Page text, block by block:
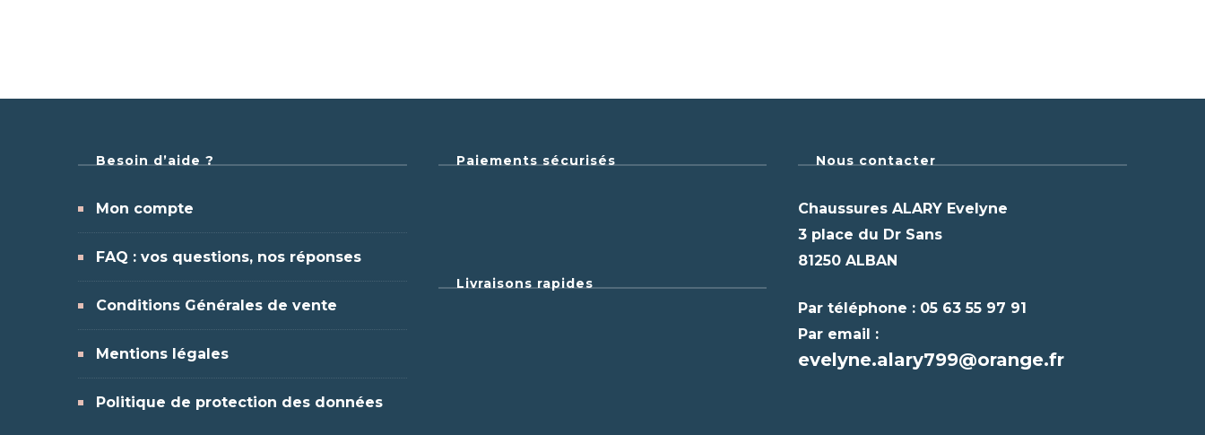
Besoin d’aide ?
Mon compte
FAQ : vos questions, nos réponses
Conditions Générales de vente
Mentions légales
Politique de protection des données
Paiements sécurisés
Livraisons rapides
Nous contacter
Chaussures ALARY Evelyne
3 place du Dr Sans
81250 ALBAN
Par téléphone : 05 63 55 97 91
Par email :
evelyne.alary799@orange.fr